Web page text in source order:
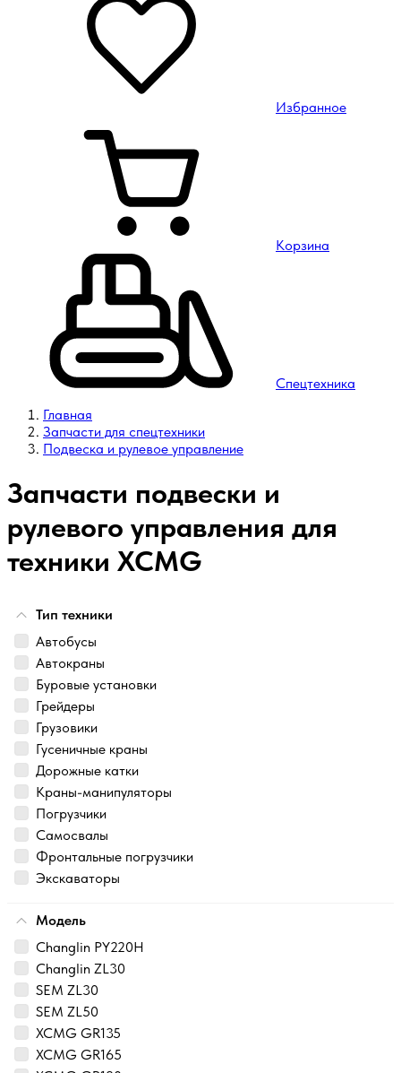
Избранное
Корзина
Спецтехника
Главная
Запчасти для спецтехники
Подвеска и рулевое управление
Запчасти подвески и
рулевого управления для
техники XCMG
Тип техники
Автобусы
Автокраны
Буровые установки
Грейдеры
Грузовики
Гусеничные краны
Дорожные катки
Краны-манипуляторы
Погрузчики
Самосвалы
Фронтальные погрузчики
Экскаваторы
Модель
Changlin PY220H
Changlin ZL30
SEM ZL30
SEM ZL50
XCMG GR135
XCMG GR165